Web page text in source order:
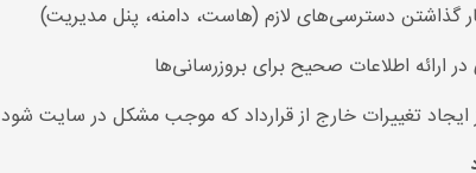
گذاشتن دسترسی‌های لازم (هاست، دامنه، پنل مدیریت)
ارائه اطلاعات صحیح برای بروزرسانی‌ها
ایجاد تغییرات خارج از قرارداد که موجب مشکل در سایت شود